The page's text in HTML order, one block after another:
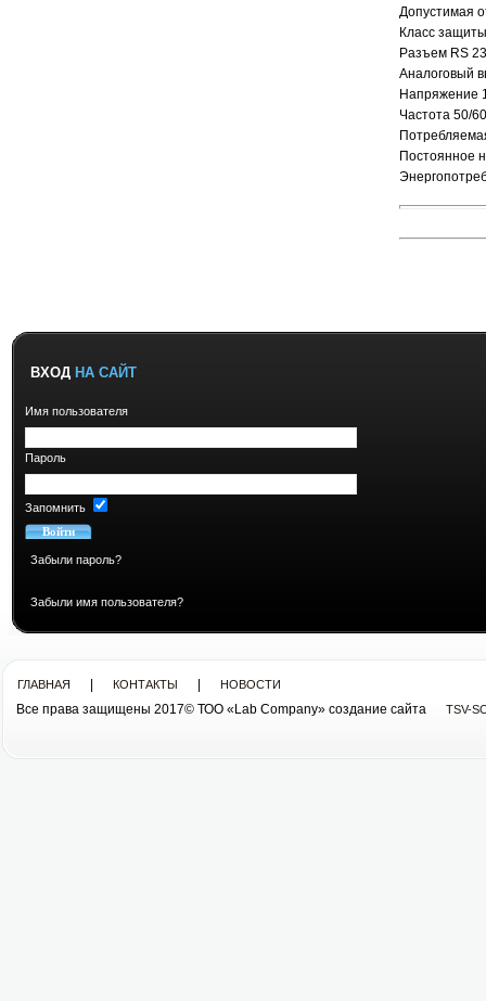
Допустимая
Класс
Разъем RS
Аналоговый
Напряжение
Частота 50/
Постоянное
ВХОД НА САЙТ
Имя пользователя
Пароль
Запомнить
Забыли пароль?
Забыли имя пользователя?
ГЛАВНАЯ КОНТАКТЫ НОВОСТИ
Все права защищены 2017© ТОО «Lab Company» cоздание сайта TSV-